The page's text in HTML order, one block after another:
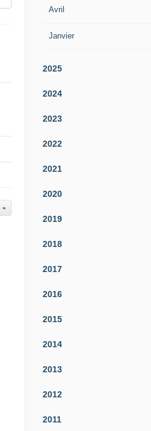
Avril
Janvier
2025
2024
2023
2022
2021
2020
2019
2018
2017
2016
2015
2014
2013
2012
2011